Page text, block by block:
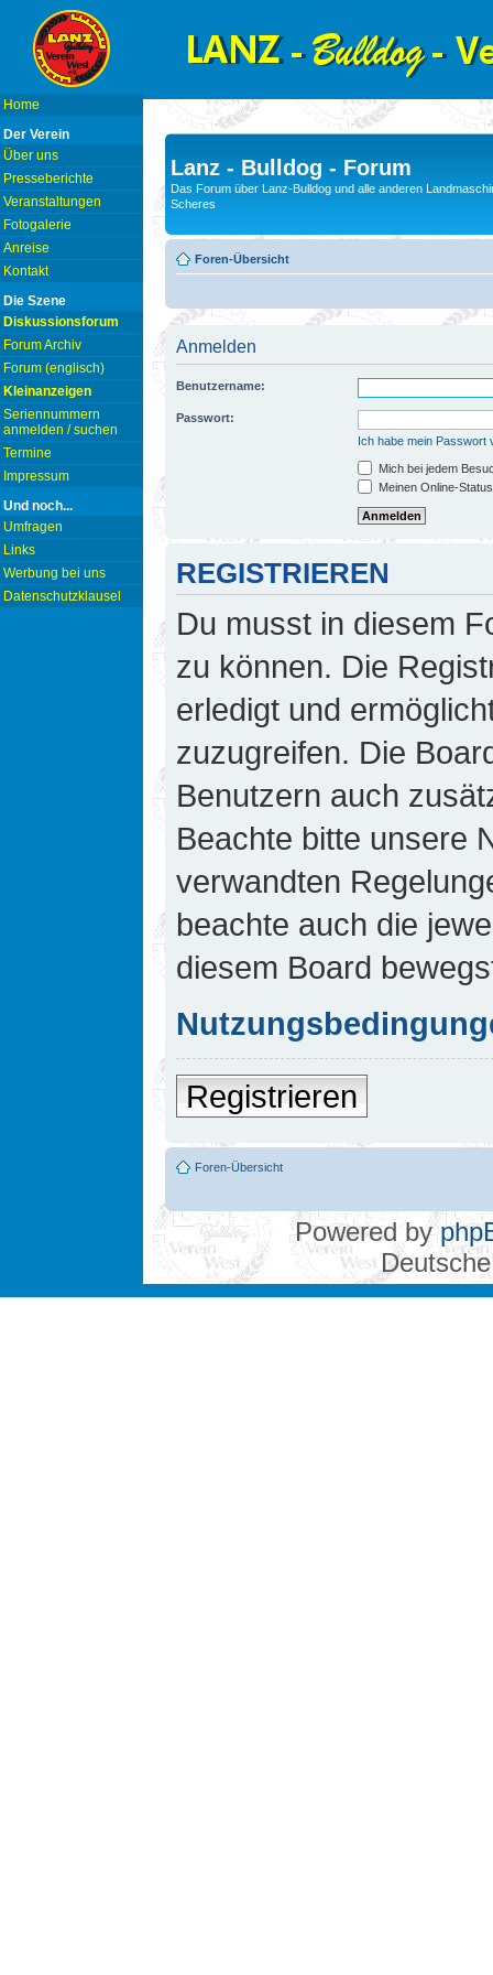
Home
Der Verein
Über uns
Presseberichte
Veranstaltungen
Fotogalerie
Anreise
Kontakt
Die Szene
Diskussionsforum
Forum Archiv
Forum (englisch)
Kleinanzeigen
Seriennummern
anmelden / suchen
Termine
Impressum
Und noch...
Umfragen
Links
Werbung bei uns
Datenschutzklausel
Lanz - Bulldog - Forum
Das Forum über Lanz-Bulldog und alle anderen
Scheres
Foren-Übersicht
Anmelden
Benutzername:
Passwort:
Ich habe mein Passwort
Mich bei jedem
Meinen Online-
REGISTRIEREN
Du musst in diesem
zu können. Die
erledigt und
zuzugreifen. Die
Benutzern auch
Beachte bitte unsere
verwandten
beachte auch die
diesem Board
Registrieren
Foren-Übersicht
Powered by